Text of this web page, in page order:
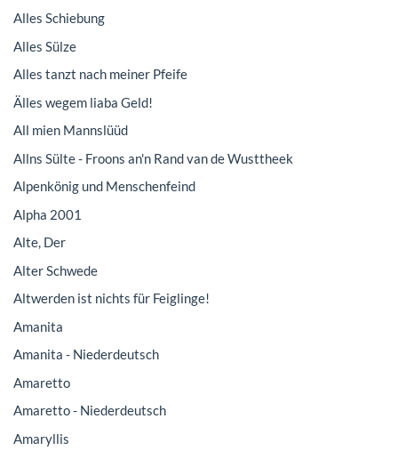
Alles Schiebung
Alles Sülze
Alles tanzt nach meiner Pfeife
Älles wegem liaba Geld!
All mien Mannslüüd
Allns Sülte - Froons an'n Rand van de Wusttheek
Alpenkönig und Menschenfeind
Alpha 2001
Alte, Der
Alter Schwede
Altwerden ist nichts für Feiglinge!
Amanita
Amanita - Niederdeutsch
Amaretto
Amaretto - Niederdeutsch
Amaryllis